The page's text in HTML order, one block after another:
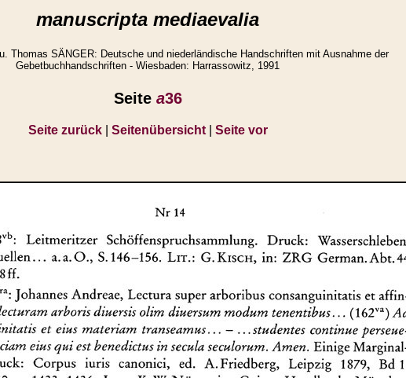
manuscripta mediaevalia
Thomas SÄNGER: Deutsche und niederländische Handschriften mit Ausnahme der
Gebetbuchhandschriften - Wiesbaden: Harrassowitz, 1991
Seite a36
Seite zurück| Seitenübersicht| Seite vor